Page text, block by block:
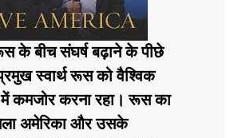
के बीच संघर्ष बढ़ाने के पीछे
स्वार्थ रूस को वैश्विक
कमजोर करना रहा। रूस का
अमेरिका और उसके